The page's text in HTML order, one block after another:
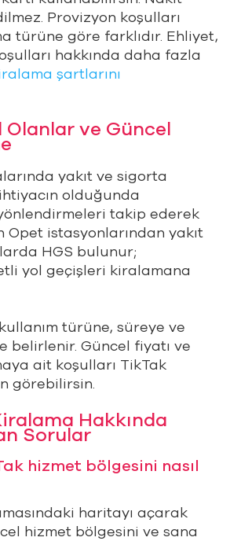
Provizyon koşulları
türüne göre farklıdır. Ehliyet,
hakkında daha fazla
şartlarını
ve Güncel
yakıt ve sigorta
olduğunda
takip ederek
Opet istasyonlarından yakıt
HGS bulunur;
yol geçişleri kiralamana
türüne, süreye ve
belirlenir. Güncel fiyatı ve
ait koşulları TikTak
görebilirsin.
Hakkında
Sorular
hizmet bölgesini nasıl
haritayı açarak
hizmet bölgesini ve sana